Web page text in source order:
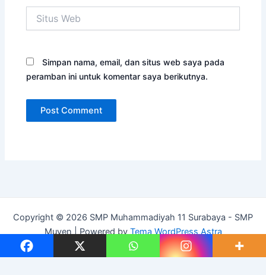
Web
Simpan nama, email, dan situs web saya pada
peramban ini untuk komentar saya berikutnya.
Copyright © 2026 SMP Muhammadiyah 11 Surabaya - SMP
Muven | Powered byTema WordPress Astra